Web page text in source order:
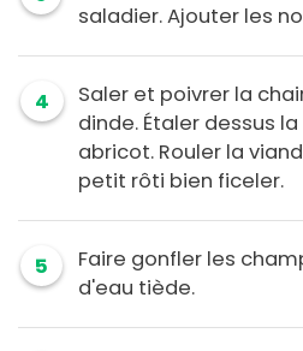
saladier. Ajouter les
4
Saler et poivrer la
dinde. Étaler dessus
abricot. Rouler la
petit rôti bien ficeler.
5
Faire gonfler les
d'eau tiède.